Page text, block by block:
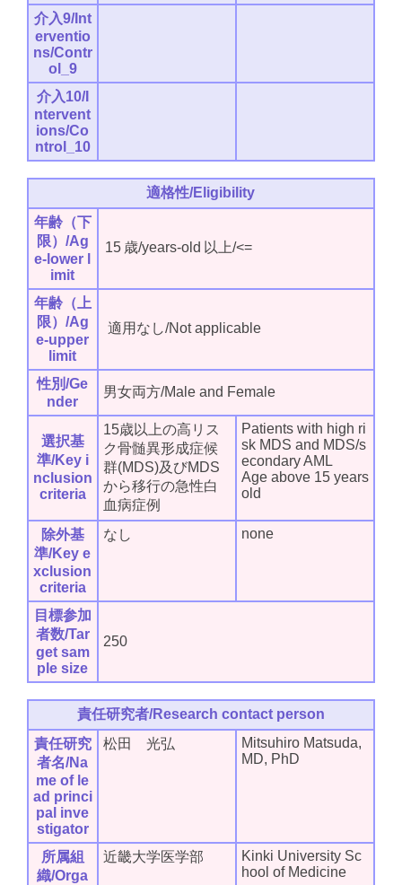
介入9/Int
erventio
ns/Contr
ol_9
介入10/I
ntervent
ions/Co
ntrol_10
適格性/Eligibility
年齢（下
限）/Ag
e-lower l
imit
15 歳/years-old 以上/<=
年齢（上
限）/Ag
e-upper
limit
適用なし/Not applicable
性別/Ge
nder
男女両方/Male and Female
選択基
準/Key i
nclusion
criteria
15歳以上の高リス
ク骨髄異形成症候
群(MDS)及びMDS
から移行の急性白
血病症例
Patients with high ri
sk MDS and MDS/s
econdary AML
Age above 15 years
old
除外基
準/Key e
xclusion
criteria
なし none
目標参加
者数/Tar
get sam
ple size
250
責任研究者/Research contact person
責任研究
者名/Na
me of le
ad princi
pal inve
stigator
松田 光弘
Mitsuhiro Matsuda,
MD, PhD
所属組
織/Orga
近畿大学医学部
Kinki University Sc
hool of Medicine